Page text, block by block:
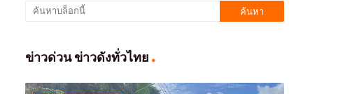
ข่าวด่วน ข่าวดังทั่วไทย